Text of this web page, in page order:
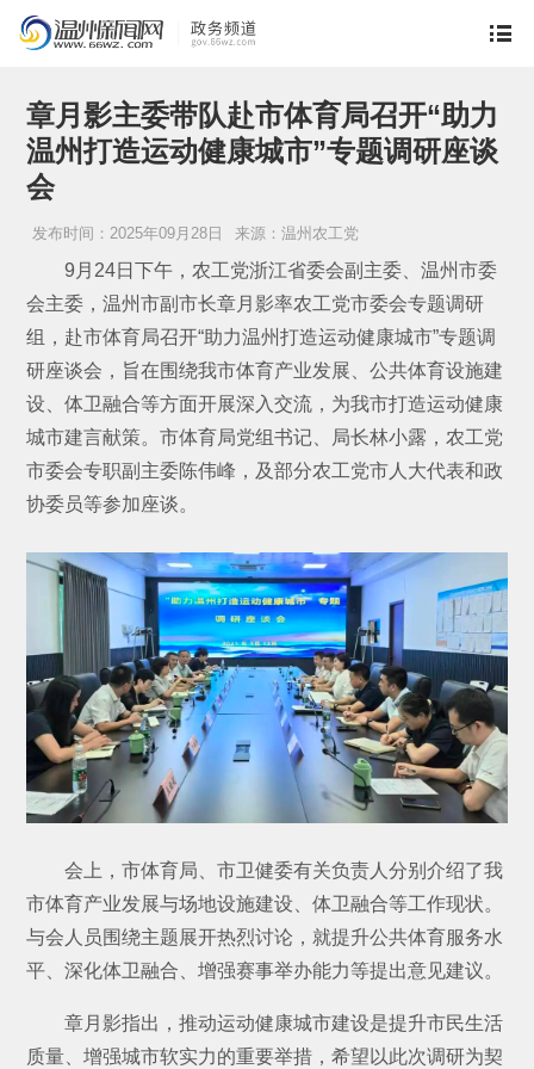
章月影主委带队赴市体育局召开“助力
温州打造运动健康城市”专题调研座谈
会
发布时间：2025年09月28日 来源：温州农工党
9月24日下午，农工党浙江省委会副主委、温州市委
会主委，温州市副市长章月影率农工党市委会专题调研
组，赴市体育局召开“助力温州打造运动健康城市”专题调
研座谈会，旨在围绕我市体育产业发展、公共体育设施建
设、体卫融合等方面开展深入交流，为我市打造运动健康
城市建言献策。市体育局党组书记、局长林小露，农工党
市委会专职副主委陈伟峰，及部分农工党市人大代表和政
协委员等参加座谈。
会上，市体育局、市卫健委有关负责人分别介绍了我
市体育产业发展与场地设施建设、体卫融合等工作现状。
与会人员围绕主题展开热烈讨论，就提升公共体育服务水
平、深化体卫融合、增强赛事举办能力等提出意见建议。
章月影指出，推动运动健康城市建设是提升市民生活
质量、增强城市软实力的重要举措，希望以此次调研为契